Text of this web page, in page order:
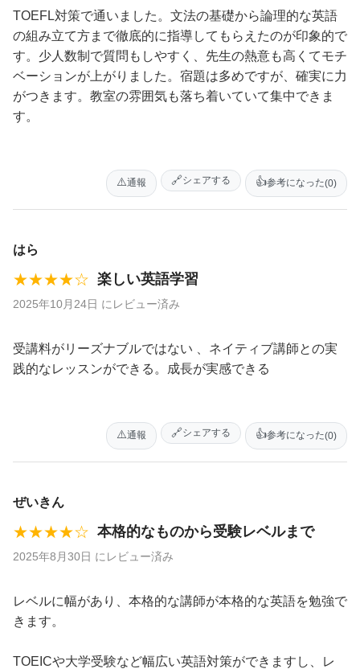
TOEFL対策で通いました。文法の基礎から論理的な英語
の組み立て方まで徹底的に指導してもらえたのが印象的で
す。少人数制で質問もしやすく、先生の熱意も高くてモチ
ベーションが上がりました。宿題は多めですが、確実に力
がつきます。教室の雰囲気も落ち着いていて集中できま
す。
👍参考になった(0)
🔗シェアする
⚠️通報
はら
★★★★☆ 楽しい英語学習
2025年10月24日 にレビュー済み
受講料がリーズナブルではない 、ネイティブ講師との実
践的なレッスンができる。成長が実感できる
👍参考になった(0)
🔗シェアする
⚠️通報
ぜいきん
★★★★☆ 本格的なものから受験レベルまで
2025年8月30日 にレビュー済み
レベルに幅があり、本格的な講師が本格的な英語を勉強で
きます。
TOEICや大学受験など幅広い英語対策ができますし、レ